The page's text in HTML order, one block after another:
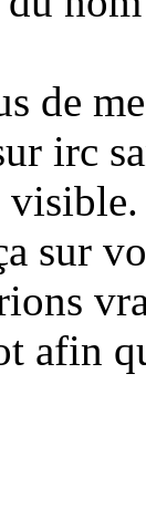
de
irc
sur
afin